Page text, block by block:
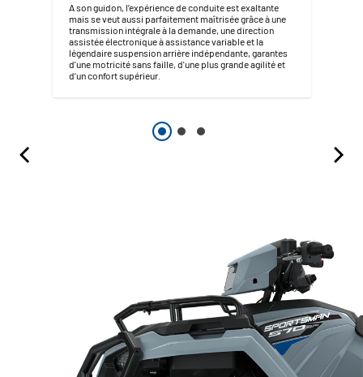
A son guidon, l’expérience de conduite est exaltante
mais se veut aussi parfaitement maîtrisée grâce à une
transmission intégrale à la demande, une direction
assistée électronique à assistance variable et la
légendaire suspension arrière indépendante, garantes
d'une motricité sans faille, d'une plus grande agilité et
d’un confort supérieur.